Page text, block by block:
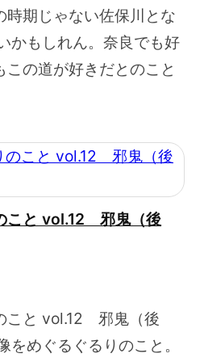
期じゃない佐保川とな
かもしれん。奈良でも好
この道が好きだとのこと
こと vol.12 邪鬼（後
こと vol.12 邪鬼（後
めぐるぐるりのこと。